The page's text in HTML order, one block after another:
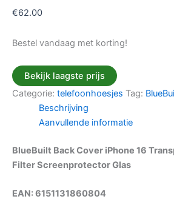
€62.00
Bestel vandaag met korting!
Bekijk laagste prijs
Categorie: telefoonhoesjes Tag:
Beschrijving
Aanvullende informatie
BlueBuilt Back Cover iPhone 16
Filter Screenprotector Glas
EAN: 6151131860804